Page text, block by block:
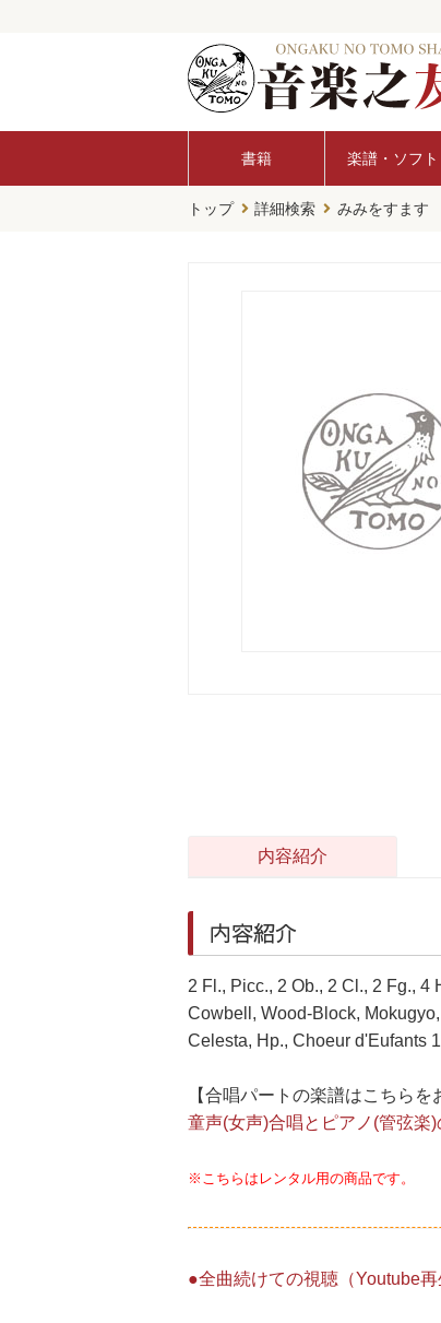
書籍 楽譜・ソフト
トップ 詳細検索 みみをすます
内容紹介
内容紹介
2 Fl., Picc., 2 Ob., 2 Cl., 2 Fg., 4
Cowbell, Wood-Block,
Celesta, Hp., Choeur d'Eufants
【合唱パートの楽譜はこちらを
童声(女声)合唱とピアノ(管弦楽)
※こちらはレンタル用の商品です。
●全曲続けての視聴（Youtube